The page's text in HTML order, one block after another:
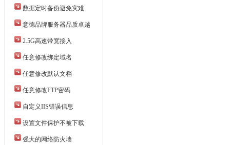
数据定时备份避免灾难
意德品牌服务器品质卓越
2.5G高速带宽接入
任意修改绑定域名
任意修改默认文档
任意修改FTP密码
自定义IIS错误信息
设置文件保护不被下载
强大的网络防火墙